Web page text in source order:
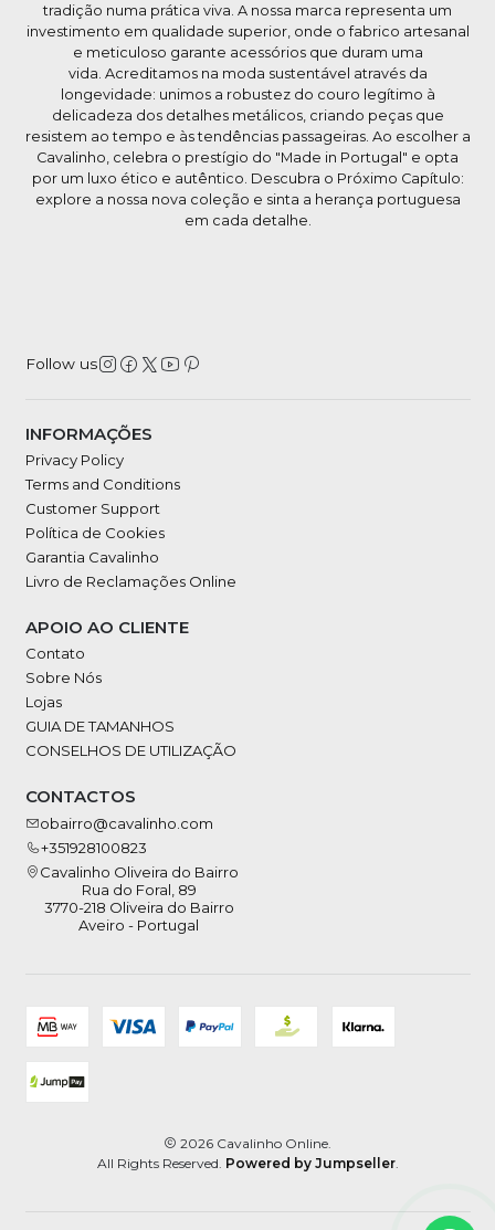
tradição numa prática viva. A nossa marca representa um
investimento em qualidade superior, onde o fabrico artesanal
e meticuloso garante acessórios que duram uma
vida. Acreditamos na moda sustentável através da
longevidade: unimos a robustez do couro legítimo à
delicadeza dos detalhes metálicos, criando peças que
resistem ao tempo e às tendências passageiras. Ao escolher a
Cavalinho, celebra o prestígio do "Made in Portugal" e opta
por um luxo ético e autêntico. Descubra o Próximo Capítulo:
explore a nossa nova coleção e sinta a herança portuguesa
em cada detalhe.
Follow us
INFORMAÇÕES
Privacy Policy
Terms and Conditions
Customer Support
Política de Cookies
Garantia Cavalinho
Livro de Reclamações Online
APOIO AO CLIENTE
Contato
Sobre Nós
Lojas
GUIA DE TAMANHOS
CONSELHOS DE UTILIZAÇÃO
CONTACTOS
obairro@cavalinho.com
+351928100823
Cavalinho Oliveira do Bairro
Rua do Foral, 89
3770-218 Oliveira do Bairro
Aveiro - Portugal
2026 Cavalinho Online.
All Rights Reserved. Powered by Jumpseller.